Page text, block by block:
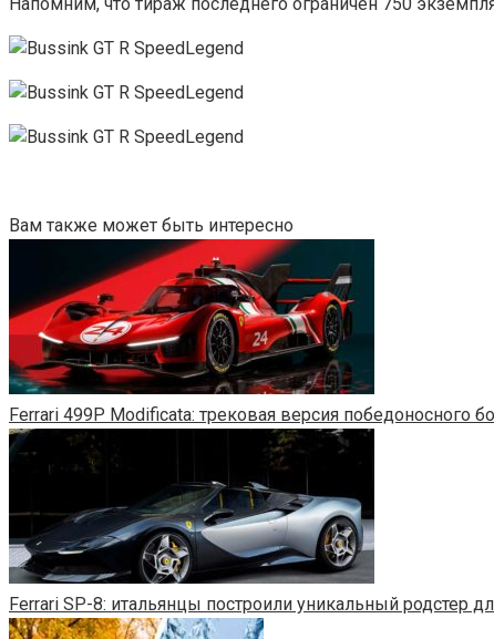
Вам также может быть интересно
Ferrari 499P Modificata: трековая версия победоносного
Ferrari SP-8: итальянцы построили уникальный родстер